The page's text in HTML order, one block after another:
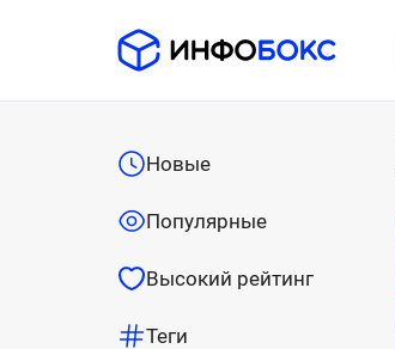
Новые
Популярные
Высокий рейтинг
Теги